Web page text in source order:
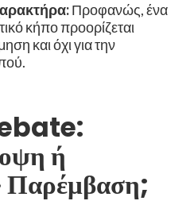
Προφανώς, ένα
κήπο προορίζεται
και όχι για την
ή